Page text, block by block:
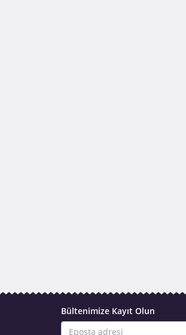
Bültenimize Kayıt Olun